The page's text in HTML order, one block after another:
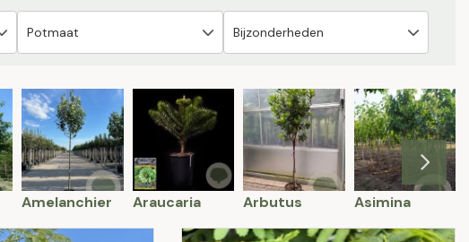
Amelanchier Araucaria Arbutus Asimina